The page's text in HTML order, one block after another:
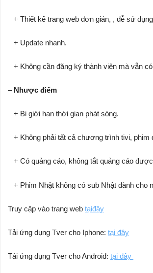
+ Thiết kế trang web đơn giản, , dễ sử
+ Update nhanh.
+ Không cần đăng ký thành viên mà vẫn
– Nhược điểm
+ Bị giới hạn thời gian phát sóng.
+ Không phải tất cả chương trình tivi, phim
+ Có quảng cáo, không tắt quảng cáo
+ Phim Nhật không có sub Nhật dành cho
Truy cập vào trang web tạiđây
Tải ứng dụng Tver cho Iphone: tại đây
Tải ứng dụng Tver cho Android: tại đây